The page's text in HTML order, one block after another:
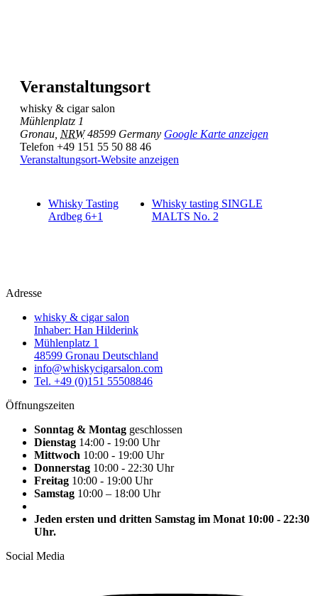
Veranstaltungsort
whisky & cigar salon
Mühlenplatz 1
Gronau NRW 48599 Germany Google Karte anzeigen
Telefon +49 151 55 50 88 46
Veranstaltungsort-Website anzeigen
Whisky Tasting
Ardbeg 6+1
Whisky tasting SINGLE
MALTS No. 2
Adresse
whisky & cigar salon
Inhaber: Han Hilderink
Mühlenplatz 1
48599 Gronau Deutschland
info@whiskycigarsalon.com
Tel. +49 (0)151 55508846
Öffnungszeiten
Sonntag & Montag geschlossen
Dienstag 14:00 - 19:00 Uhr
Mittwoch 10:00 - 19:00 Uhr
Donnerstag 10:00 - 22:30 Uhr
Freitag 10:00 - 19:00 Uhr
Samstag 10:00 – 18:00 Uhr
Jeden ersten und dritten Samstag im Monat 10:00 - 22:30
Uhr.
Social Media